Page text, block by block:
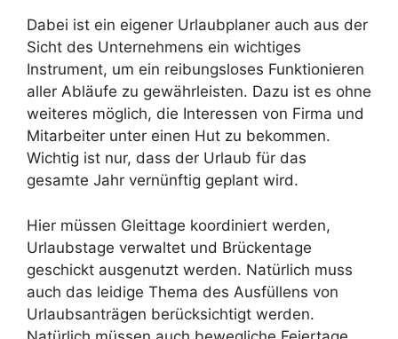
Dabei ist ein eigener Urlaubplaner auch aus der
Sicht des Unternehmens ein wichtiges
Instrument, um ein reibungsloses Funktionieren
aller Abläufe zu gewährleisten. Dazu ist es ohne
weiteres möglich, die Interessen von Firma und
Mitarbeiter unter einen Hut zu bekommen.
Wichtig ist nur, dass der Urlaub für das
gesamte Jahr vernünftig geplant wird.
Hier müssen Gleittage koordiniert werden,
Urlaubstage verwaltet und Brückentage
geschickt ausgenutzt werden. Natürlich muss
auch das leidige Thema des Ausfüllens von
Urlaubsanträgen berücksichtigt werden.